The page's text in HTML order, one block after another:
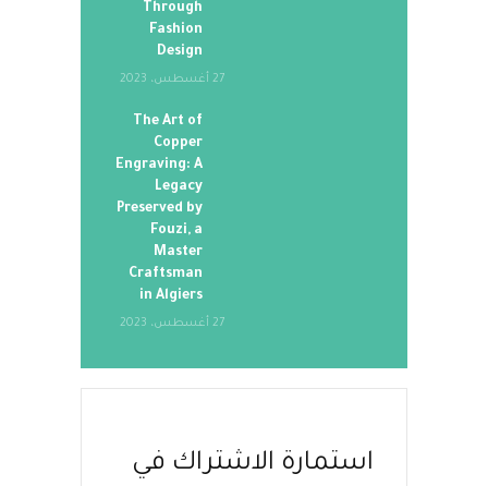
Through
Fashion
Design
27 أغسطس، 2023
The Art of
Copper
Engraving: A
Legacy
Preserved by
Fouzi, a
Master
Craftsman
in Algiers
27 أغسطس، 2023
استمارة الاشتراك في